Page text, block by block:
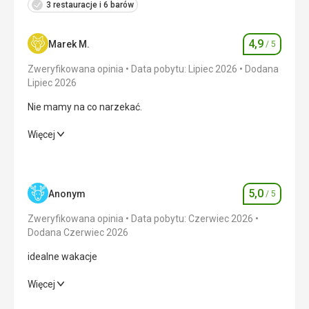
3 restauracje i 6 barów
Marek M. Ocena
4,9 / 5
Zweryfikowana opinia Data pobytu: Lipiec 2026
Dodana
Lipiec 2026
Nie mamy na co narzekać.
Nie mamy na co narzekać.
Zakwaterowanie 5,0/ 5
Okolica 4,0
Więcej
Anonym Ocena
5,0 / 5
Zweryfikowana opinia
Data pobytu: Czerwiec 2026
Dodana Czerwiec 2026
idealne wakacje
idealne wakacje
Więcej